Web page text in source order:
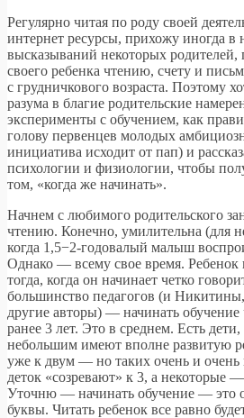
Регулярно читая по роду своей
интернет ресурсы, прихожу иногда в
высказываний некоторых родителей,
своего ребенка чтению, счету и
с грудничкового возраста. Поэтому
разума в благие родительские
эксперименты с обучением, как
голову первенцев молодых
инициатива исходит от пап) и
психологии и физиологии, чтобы
том, «когда же начинать».
Начнем с любимого родительского
чтению. Конечно, умилительна (для
когда 1,5−2-годовалый малыш
Однако — всему свое время. Ребенок
тогда, когда он начинает четко
большинство педагогов (и
другие авторы) — начинать
ранее 3 лет. Это в среднем. Есть
небольшим имеют вполне развитую
уже к двум — но таких очень и
деток «созревают» к 3, а некоторые
Уточню — начинать обучение — это
буквы. Читать ребенок все равно